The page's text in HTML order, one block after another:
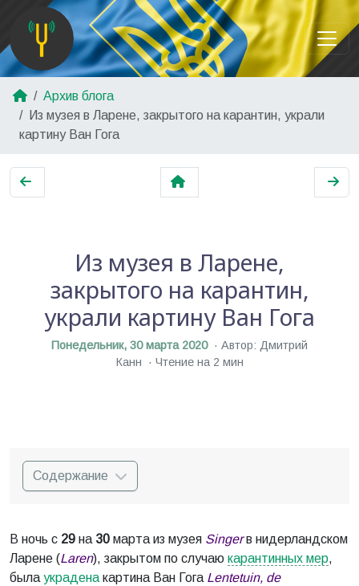
Архив блога
Из музея в Ларене, закрытого на карантин, украли
картину Ван Гога
Из музея в Ларене,
закрытого на карантин,
украли картину Ван Гога
Понедельник, 30 марта 2020
Автор: Дмитрий
Канн
Чтение на 2 мин
Содержание
В ночь с 29 на 30 марта из музея Singerв нидерландском
Ларене (Laren), закрытом по случаю карантинных мер,
была украдена картина Ван Гога Lentetuin, de